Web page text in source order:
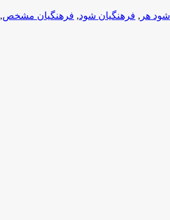
شود هر , فرهنگیان شود, فرهنگیان مشخص,